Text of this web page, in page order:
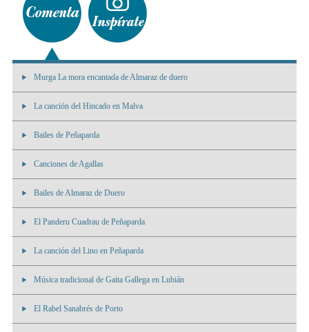
Murga La mora encantada de Almaraz de duero
La canción del Hincado en Malva
Bailes de Peñaparda
Canciones de Agallas
Bailes de Almaraz de Duero
El Panderu Cuadrau de Peñaparda
La canción del Lino en Peñaparda
Música tradicional de Gaita Gallega en Lubián
El Rabel Sanabrés de Porto